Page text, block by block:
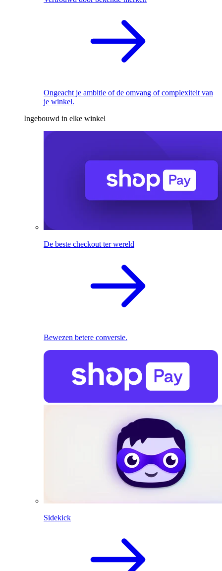
Ongeacht je ambitie of de omvang of complexiteit van
je winkel.
Ingebouwd in elke winkel
De beste checkout ter wereld
Bewezen betere conversie.
Sidekick